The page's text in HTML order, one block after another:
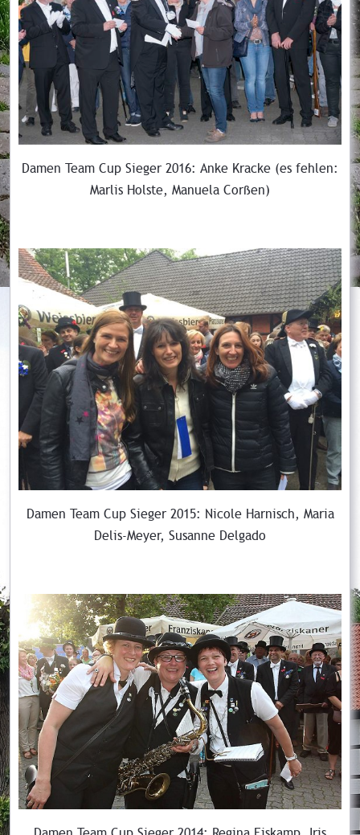
Damen Team Cup Sieger 2016: Anke Kracke (es fehlen:
Marlis Holste, Manuela Corßen)
Damen Team Cup Sieger 2015: Nicole Harnisch, Maria
Delis-Meyer, Susanne Delgado